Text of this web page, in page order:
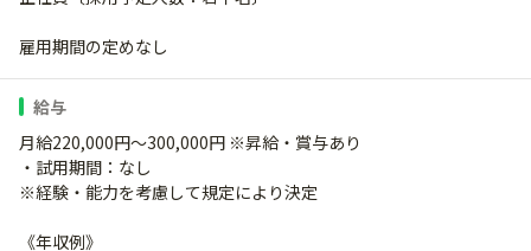
雇用期間の定めなし
給与
月給220,000円～300,000円 ※昇給・賞与あり
・試用期間：なし
※経験・能力を考慮して規定により決定
《年収例》